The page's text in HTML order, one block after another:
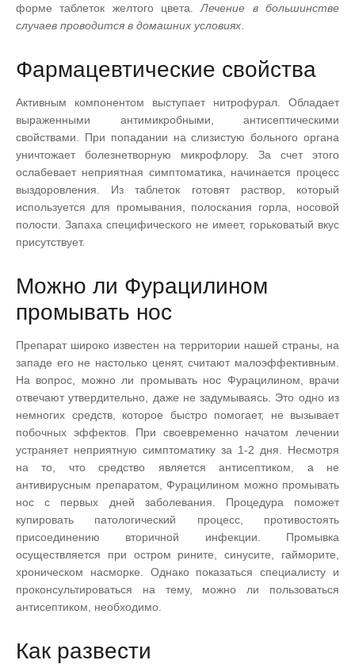
е
н
е
форме таблеток желтого цвета.Лечение в большинстве
случаев проводится в домашних условиях
Фармацевтические свойства
Активным компонентом выступает нитрофурал. Обладает
выраженными антимикробными, антисептическими
свойствами. При попадании на слизистую больного органа
уничтожает болезнетворную микрофлору. За счет этого
ослабевает неприятная симптоматика, начинается процесс
выздоровления. Из таблеток готовят раствор, который
используется для промывания, полоскания горла, носовой
полости. Запаха специфического не имеет, горьковатый вкус
присутствует.
Можно ли Фурацилином
промывать нос
Препарат широко известен на территории нашей страны, на
западе его не настолько ценят, считают малоэффективным.
На вопрос, можно ли промывать нос Фурацилином, врачи
отвечают утвердительно, даже не задумываясь. Это одно из
немногих средств, которое быстро помогает, не вызывает
побочных эффектов. При своевременно начатом лечении
устраняет неприятную симптоматику за 1-2 дня. Несмотря
на то, что средство является антисептиком, а не
антивирусным препаратом, Фурацилином можно промывать
нос с первых дней заболевания. Процедура поможет
купировать патологический процесс, противостоять
присоединению вторичной инфекции. Промывка
осуществляется при остром рините, синусите, гайморите,
хроническом насморке. Однако показаться специалисту и
проконсультироваться на тему, можно ли пользоваться
антисептиком, необходимо.
Как развести